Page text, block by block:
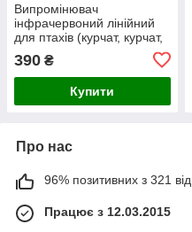
Випромінювач
інфрачервоний лінійний
для птахів (курчат, курчат,
бройлера) і тварин
(поросят, свиней)
390 ₴
Купити
Про нас
96% позитивних з 321
Працює з 12.03.2015